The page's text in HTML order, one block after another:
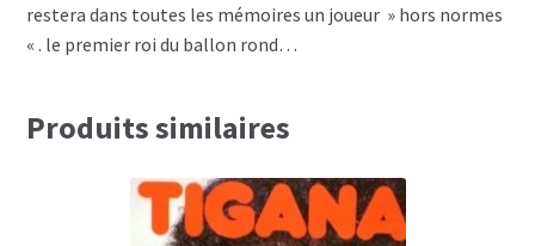
restera dans toutes les mémoires un joueur » hors normes
« . le premier roi du ballon rond…
Produits similaires